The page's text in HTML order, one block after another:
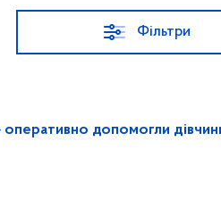
Фільтри
допомогли